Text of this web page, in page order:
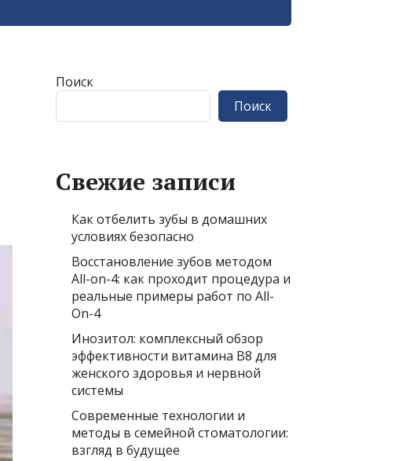
Поиск
Поиск
Свежие записи
Как отбелить зубы в домашних
условиях безопасно
Восстановление зубов методом
All-on-4: как проходит процедура и
реальные примеры работ по All-
On-4
Инозитол: комплексный обзор
эффективности витамина B8 для
женского здоровья и нервной
системы
Современные технологии и
методы в семейной стоматологии:
взгляд в будущее